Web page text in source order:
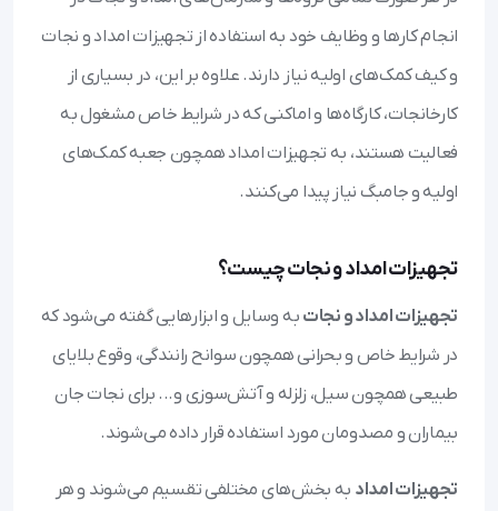
انجام کارها و وظایف خود به استفاده از تجهیزات امداد و نجات
و کیف کمک‌های اولیه نیاز دارند. علاوه بر این، در بسیاری از
کارخانجات، کارگاه‌ها و اماکنی که در شرایط خاص مشغول به
فعالیت هستند، به تجهیزات امداد همچون جعبه کمک‌های
اولیه و جامبگ نیاز پیدا می‌کنند.
تجهیزات امداد و نجات چیست؟
تجهیزات امداد و نجات به وسایل و ابزارهایی گفته می‌شود که
در شرایط خاص و بحرانی همچون سوانح رانندگی، وقوع بلایای
طبیعی همچون سیل، زلزله و آتش‌سوزی و... برای نجات جان
بیماران و مصدومان مورد استفاده قرار داده می‌شوند.
تجهیزات امداد به بخش‌های مختلفی تقسیم می‌شوند و هر